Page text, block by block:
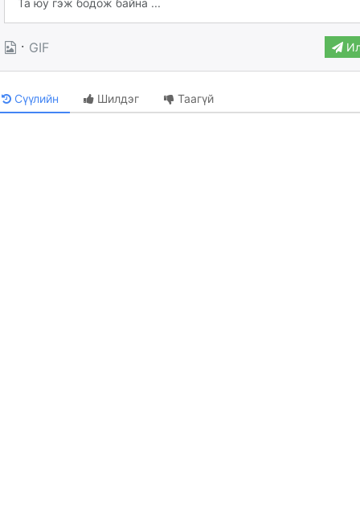
· GIF
Сүүлийн Шилдэг Таагүй